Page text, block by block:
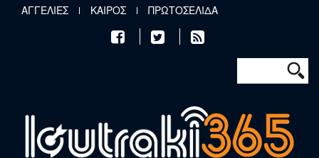
Παράκαμψη προς το κυρίως περιεχόμενο
ΑΓΓΕΛΙΕΣ ΚΑΙΡΟΣ ΠΡΩΤΟΣΕΛΙΔΑ
Φόρμα
Αναζήτηση